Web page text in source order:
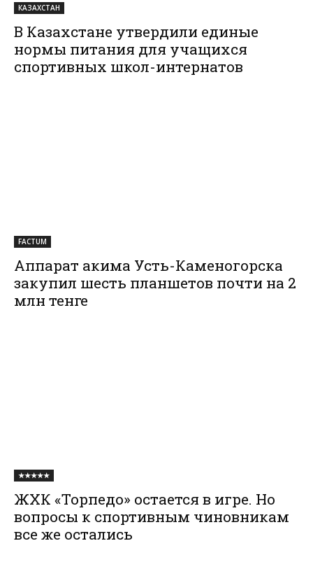
КАЗАХСТАН
В Казахстане утвердили единые
нормы питания для учащихся
спортивных школ-интернатов
FACTUM
Аппарат акима Усть-Каменогорска
закупил шесть планшетов почти на 2
млн тенге
★★★★★
ЖХК «Торпедо» остается в игре. Но
вопросы к спортивным чиновникам
все же остались